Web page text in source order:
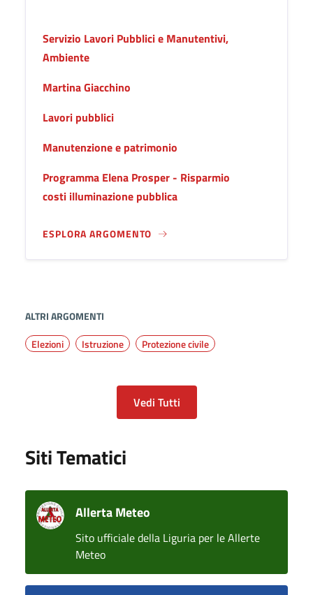
Servizio Lavori Pubblici e Manutentivi,
Ambiente
Martina Giacchino
Lavori pubblici
Manutenzione e patrimonio
Programma Elena Prosper - Risparmio
costi illuminazione pubblica
ESPLORA ARGOMENTO
ALTRI ARGOMENTI
Elezioni
Istruzione Protezione civile
Vedi Tutti
Siti Tematici
Allerta Meteo
Sito ufficiale della Liguria per le Allerte
Meteo